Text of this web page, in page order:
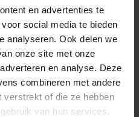
en advertenties te
social media te bieden
analyseren. Ook delen we
onze site met onze
en analyse. Deze
combineren met andere
verstrekt of die ze hebben
van hun services.